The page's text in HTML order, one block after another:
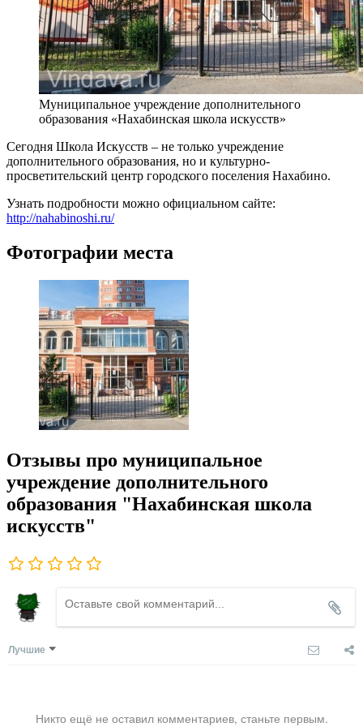
Муниципальное учреждение дополнительного
образования «Нахабинская школа искусств»
Сегодня Школа Искусств – не только учреждение
дополнительного образования, но и культурно-
просветительский центр городского поселения Нахабино.
Узнать подробности можно официальном сайте:
http://nahabinoshi.ru/
Фотографии места
Отзывы про муниципальное
учреждение дополнительного
образования "Нахабинская школа
искусств"
Лучшие
Никто ещё не оставил комментариев, станьте первым.